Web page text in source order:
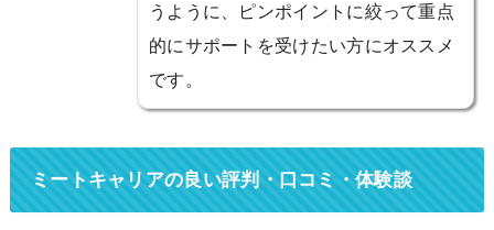
うように、ピンポイントに絞って重点
的にサポートを受けたい方にオススメ
です。
ミートキャリアの良い評判・口コミ・体験談